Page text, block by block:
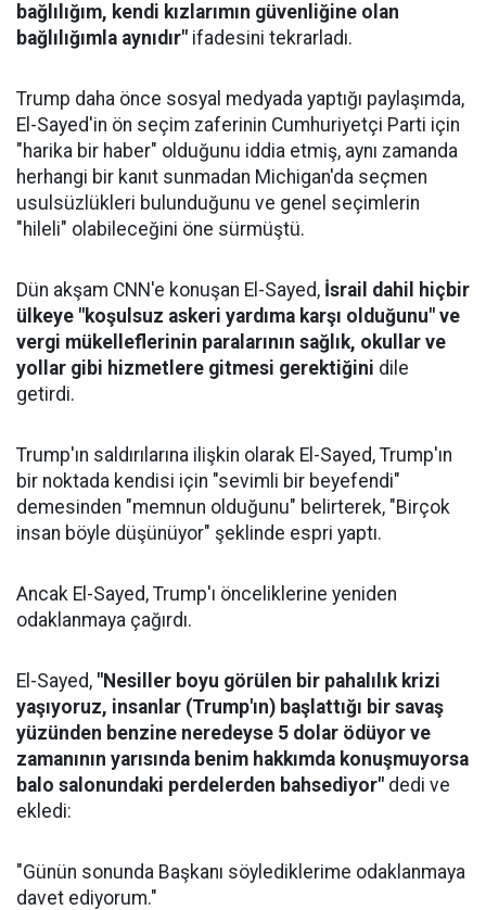
bağlılığım, kendi kızlarımın güvenliğine olan
bağlılığımla aynıdır" ifadesini tekrarladı.
Trump daha önce sosyal medyada yaptığı paylaşımda,
El-Sayed'in ön seçim zaferinin Cumhuriyetçi Parti için
"harika bir haber" olduğunu iddia etmiş, aynı zamanda
herhangi bir kanıt sunmadan Michigan'da seçmen
usulsüzlükleri bulunduğunu ve genel seçimlerin
"hileli" olabileceğini öne sürmüştü.
Dün akşam CNN'e konuşan El-Sayed, İsrail dahil hiçbir
ülkeye "koşulsuz askeri yardıma karşı olduğunu" ve
vergi mükelleflerinin paralarının sağlık, okullar ve
yollar gibi hizmetlere gitmesi gerektiğini dile
getirdi.
Trump'ın saldırılarına ilişkin olarak El-Sayed, Trump'ın
bir noktada kendisi için "sevimli bir beyefendi"
demesinden "memnun olduğunu" belirterek, "Birçok
insan böyle düşünüyor" şeklinde espri yaptı.
Ancak El-Sayed, Trump'ı önceliklerine yeniden
odaklanmaya çağırdı.
El-Sayed, "Nesiller boyu görülen bir pahalılık krizi
yaşıyoruz, insanlar (Trump'ın) başlattığı bir savaş
yüzünden benzine neredeyse 5 dolar ödüyor ve
zamanının yarısında benim hakkımda konuşmuyorsa
balo salonundaki perdelerden bahsediyor" dedi ve
ekledi:
"Günün sonunda Başkanı söylediklerime odaklanmaya
davet ediyorum."